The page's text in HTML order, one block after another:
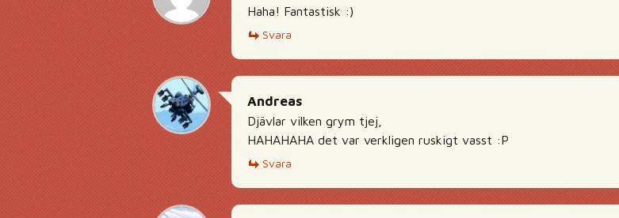
Haha! Fantastisk :)
Svara
Andreas
Djävlar vilken grym tjej,
HAHAHAHA det var verkligen ruskigt vasst :P
Svara